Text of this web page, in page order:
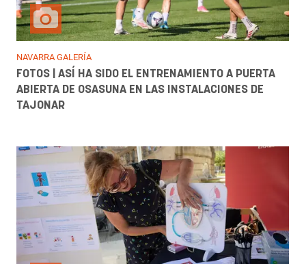
NAVARRA GALERÍA
FOTOS | ASÍ HA SIDO EL ENTRENAMIENTO A PUERTA
ABIERTA DE OSASUNA EN LAS INSTALACIONES DE
TAJONAR